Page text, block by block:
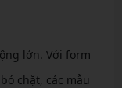
lớn. Với form
chặt, các mẫu